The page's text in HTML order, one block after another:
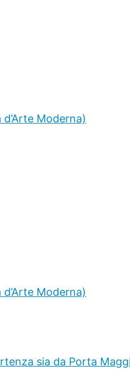
Moderna)
Moderna)
sia da Porta